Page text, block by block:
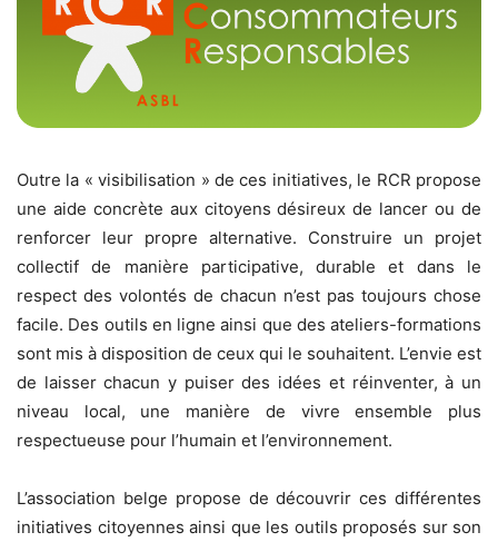
Outre la « visibilisation » de ces initiatives, le RCR propose
une aide concrète aux citoyens désireux de lancer ou de
renforcer leur propre alternative. Construire un projet
collectif de manière participative, durable et dans le
respect des volontés de chacun n’est pas toujours chose
facile. Des outils en ligne ainsi que des ateliers-formations
sont mis à disposition de ceux qui le souhaitent. L’envie est
de laisser chacun y puiser des idées et réinventer, à un
niveau local, une manière de vivre ensemble plus
respectueuse pour l’humain et l’environnement.
L’association belge propose de découvrir ces différentes
initiatives citoyennes ainsi que les outils proposés sur son